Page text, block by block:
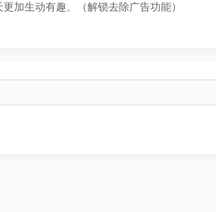
加生动有趣。（解锁去除广告功能）